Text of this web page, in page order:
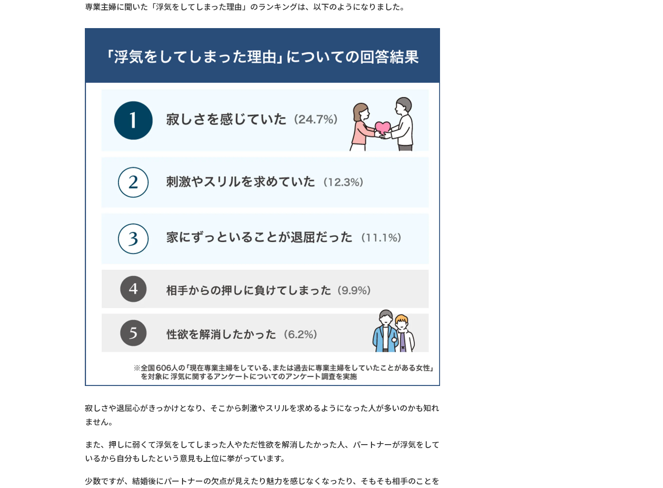
専業主婦に聞いた「浮気をしてしまった理由」のランキングは、以下のようになりました。
寂しさや退屈心がきっかけとなり、そこから刺激やスリルを求めるようになった人が多いのかも知れ
ません。
また、押しに弱くて浮気をしてしまった人やただ性欲を解消したかった人、パートナーが浮気をして
いるから自分もしたという意見も上位に挙がっています。
少数ですが、結婚後にパートナーの欠点が見えたり魅力を感じなくなったり、そもそも相手のことを